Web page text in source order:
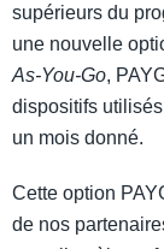
supérieurs du
une nouvelle
As-You-Go,
dispositifs
un mois donné.
Cette option
de nos